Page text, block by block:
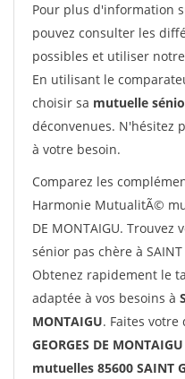
Pour plus d'information
pouvez consulter les
possibles et utiliser notre
En utilisant le
choisir sa mutuelle
déconvenues. N'hésitez
à votre besoin.
Comparez les
Harmonie MutualitÃ©
DE MONTAIGU.
sénior pas chère à SAINT
Obtenez rapidement le
adaptée à vos besoins à
MONTAIGU. Faites votre
GEORGES DE
mutuelles 85600 SAINT